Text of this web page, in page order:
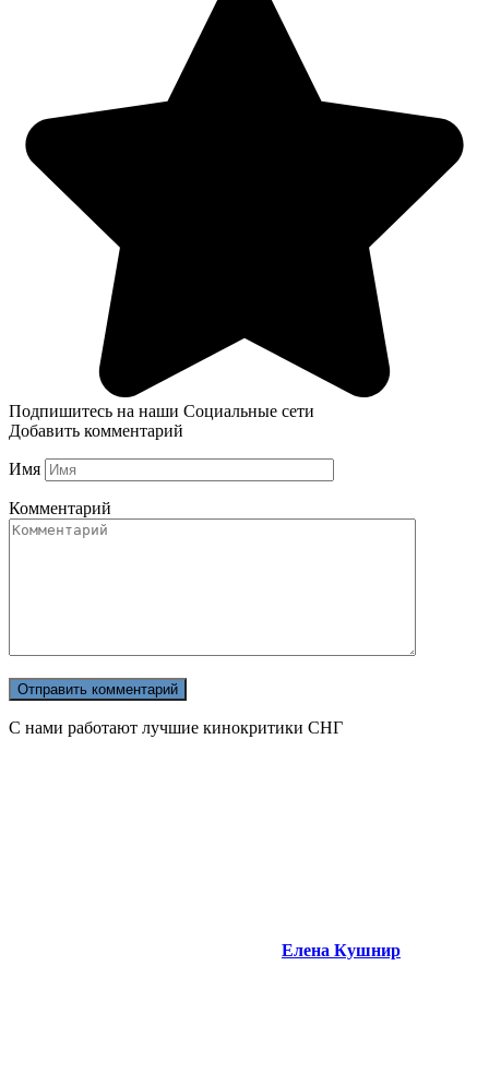
Подпишитесь на наши Социальные сети
Добавить комментарий
Имя
Комментарий
С нами работают лучшие кинокритики СНГ
Елена Кушнир